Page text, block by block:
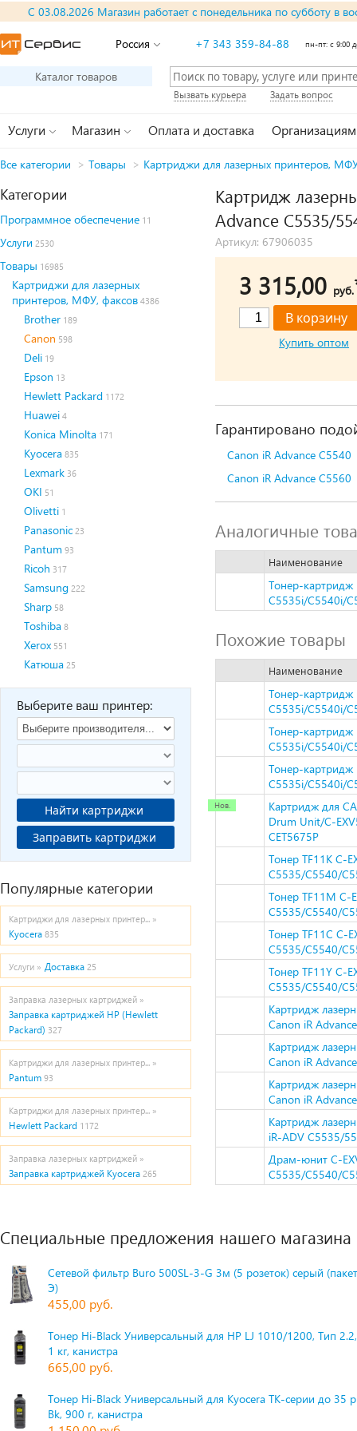
С 03.08.2026 Магазин работает с понедельника по субботу в
Россия +7 343 359-84-88 пн-пт: с 9:00
Каталог товаров
Вызвать курьера Задать вопрос
Услуги Магазин Оплата и доставка Организациям
Все категории > Товары > Картриджи для лазерных принтеров,
Категории
Программное обеспечение 11
Услуги 2530
Товары 16985
Картриджи для лазерных
принтеров, МФУ, факсов 4386
Brother 189
Canon 598
Deli 19
Epson 13
Hewlett Packard 1172
Huawei 4
Konica Minolta 171
Kyocera 835
Lexmark 36
OKI 51
Olivetti 1
Panasonic 23
Pantum 93
Ricoh 317
Samsung 222
Sharp 58
Toshiba 8
Xerox 551
Катюша 25
Выберите ваш принтер:
Найти картриджи
Заправить картриджи
Популярные категории
Картриджи для лазерных принтер... »
Kyocera 835
Услуги » Доставка 25
Заправка лазерных картриджей »
Заправка картриджей HP (Hewlett
Packard) 327
Картриджи для лазерных принтер... »
Pantum 93
Картриджи для лазерных принтер... »
Hewlett Packard 1172
Заправка лазерных картриджей »
Заправка картриджей Kyocera 265
Картридж
Advance C5535/
Артикул: 67906035
3 315,00 руб.
Купить оптом
Гарантировано
Canon iR Advance C5540
Canon iR Advance C5560
Аналогичные
Наименование
Тонер-картридж
C5535i/C5540i/
Похожие товары
Наименование
Тонер-картридж
C5535i/C5540i/
Тонер-картридж
C5535i/C5540i/
Тонер-картридж
C5535i/C5540i/
Картридж для
Drum Unit/C-
CET5675P
Тонер TF11K C-
C5535/C5540/
Тонер TF11M C-
C5535/C5540/
Тонер TF11C C-
C5535/C5540/
Тонер TF11Y C-
C5535/C5540/
Картридж
Canon iR
Картридж
Canon iR
Картридж
Canon iR
Картридж
iR-ADV C5535/
Драм-юнит C-
C5535/C5540/
Специальные предложения нашего магазина
Сетевой фильтр Buro 500SL-3-G 3м (5 розеток) серый
Э)
455,00 руб.
Тонер Hi-Black Универсальный для HP LJ 1010/1200, Тип
1 кг, канистра
665,00 руб.
Тонер Hi-Black Универсальный для Kyocera TK-серии до 35
Bk, 900 г, канистра